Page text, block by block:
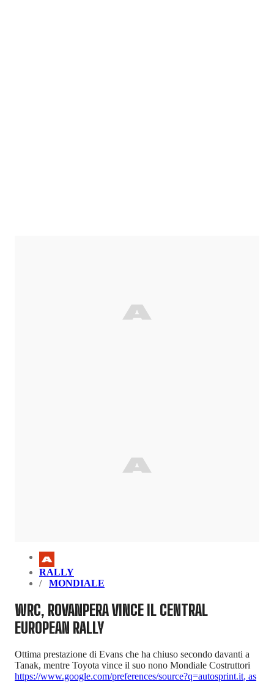
RALLY
MONDIALE
WRC, ROVANPERA VINCE IL CENTRAL
EUROPEAN RALLY
Ottima prestazione di Evans che ha chiuso secondo davanti a
Tanak, mentre Toyota vince il suo nono Mondiale Costruttori
https://www.google.com/preferences/source?q=autosprint.it, as